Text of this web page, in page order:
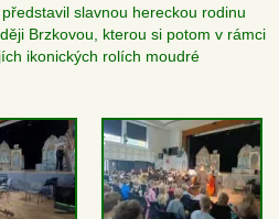
slavnou hereckou rodinu
Brzkovou, kterou si potom v rámci
ikonických rolích moudré